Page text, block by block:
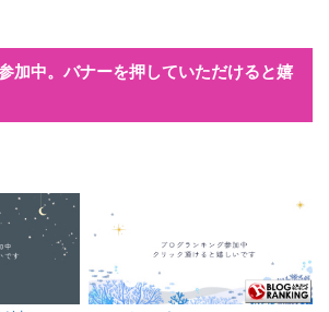
加中。バナーを押していただけると嬉